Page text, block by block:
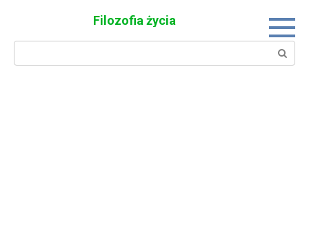
Filozofia życia
Search: